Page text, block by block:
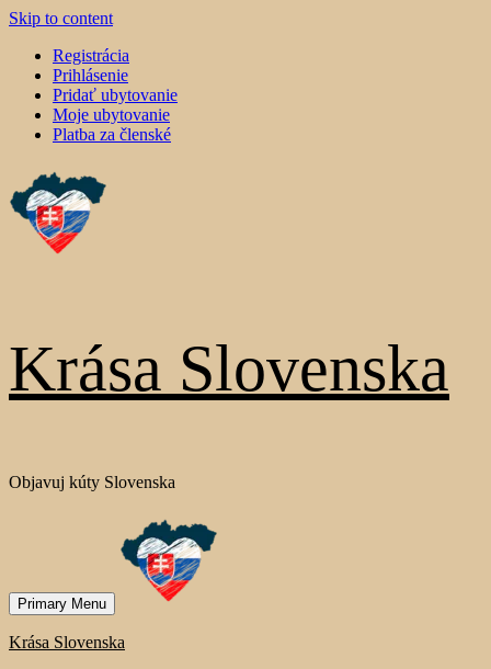
Skip to content
Registrácia
Prihlásenie
Pridať ubytovanie
Moje ubytovanie
Platba za členské
Krása Slovenska
Objavuj kúty Slovenska
Primary Menu
Krása Slovenska